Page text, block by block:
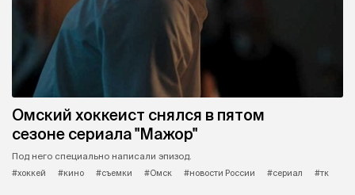
Омский хоккеист снялся в пятом
сезоне сериала "Мажор"
Под него специально написали эпизод.
#хоккей
#кино #съемки #Омск #новости России #сериал #тк